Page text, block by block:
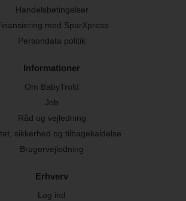
Handelsbetingelser
med SparXpress
Persondata politik
Informationer
Om BabyTrold
Job
Råd og vejledning
sikkerhed og tilbagekaldelse
Brugervejledning
Erhverv
Log ind